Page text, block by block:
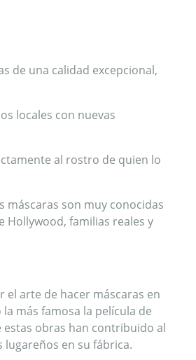
de una calidad excepcional,
locales con nuevas
al rostro de quien lo
máscaras son muy conocidas
familias reales y
arte de hacer máscaras en
más famosa la película de
estas obras han contribuido al
en su fábrica.